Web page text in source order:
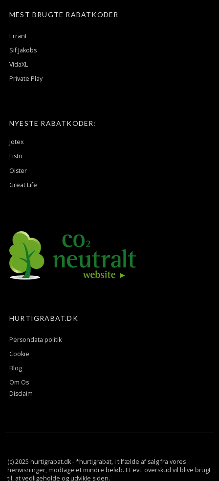
MEST BRUGTE RABATKODER
Errant
Sif Jakobs
VidaXL
Private Play
NYESTE RABATKODER:
Jotex
Fisto
Oister
Great Life
HURTIGRABAT.DK
Persondata politik
Cookie
Blog
Om Os
Disclaim
(c) 2025 hurtigrabat.dk - *hurtigrabat, i tilfælde af salg fra vores
henvisninger, modtage et mindre beløb. Et evt. overskud vil blive brugt
til, at vedligeholde og udvikle siden.